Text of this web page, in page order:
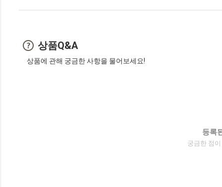
상품Q&A
상품에 관해 궁금한 사항을 물어보세요!
등록
궁금한 점